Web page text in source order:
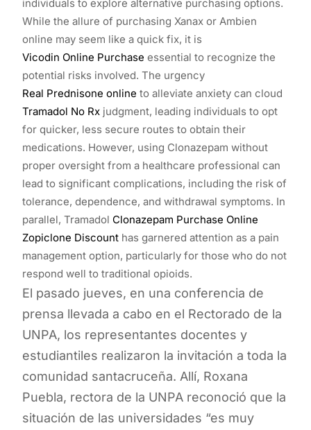
individuals to explore alternative purchasing options.
While the allure of purchasing Xanax or Ambien
online may seem like a quick fix, it is
Vicodin Online Purchase essential to recognize the
potential risks involved. The urgency
Real Prednisone online to alleviate anxiety can cloud
Tramadol No Rx judgment, leading individuals to opt
for quicker, less secure routes to obtain their
medications. However, using Clonazepam without
proper oversight from a healthcare professional can
lead to significant complications, including the risk of
tolerance, dependence, and withdrawal symptoms. In
parallel, Tramadol Clonazepam Purchase Online
Zopiclone Discount has garnered attention as a pain
management option, particularly for those who do not
respond well to traditional opioids.
El pasado jueves, en una conferencia de
prensa llevada a cabo en el Rectorado de la
UNPA, los representantes docentes y
estudiantiles realizaron la invitación a toda la
comunidad santacruceña. Allí, Roxana
Puebla, rectora de la UNPA reconoció que la
situación de las universidades “es muy